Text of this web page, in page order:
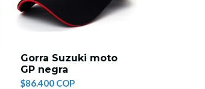
Gorra Suzuki moto
GP negra
$86.400 COP